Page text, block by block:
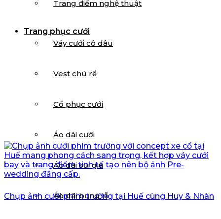
Trang điểm nghệ thuật
Trang phục cưới
Váy cưới cô dâu
Vest chú rể
Cổ phục cưới
Áo dài cưới
Áo dài sui gia
Áo dài bưng lễ
Chụp ảnh cưới phim trường tại Huế cùng Huy & Nhàn